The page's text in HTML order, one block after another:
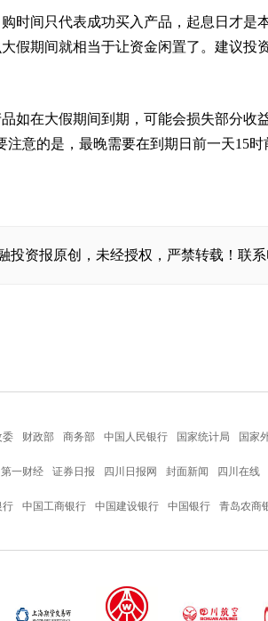
时间只代表成功买入产品，起息日才是
假期间就相当于让资金闲置了。建议投
如在大假期间到期，可能会损失部分收
注意的是，最晚需要在到期日前一天15
投资报原创，未经授权，严禁转载！联系
委 财政部 商务部 中国人民银行 国家统计局 国家
第一财经 证券日报 四川日报网 封面新闻 四川在线
行 中国工商银行 中国建设银行 中国银行 青岛农商